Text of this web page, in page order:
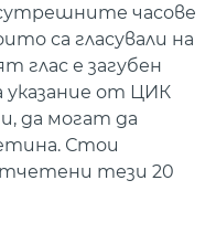
часове
са гласували на
глас е загубен
указание от ЦИК
да могат да
Стои
тези 20